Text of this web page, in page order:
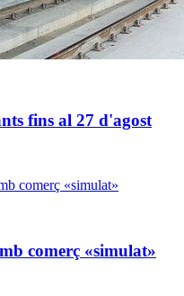
fins al 27 d'agost
comerç «simulat»